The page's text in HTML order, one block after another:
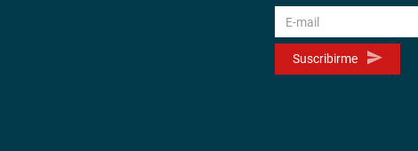
Suscribirme